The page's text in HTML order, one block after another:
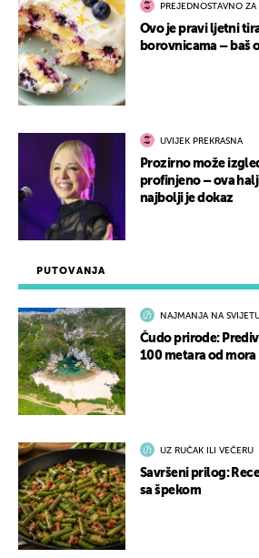
PUTOVANJA
NAJMANJA NA
Čudo prirode:
100 metara od mora
UZ RUČAK ILI VEČERU
Savršeni prilog:
sa špekom
PREJEDNOSTAVNO ZA
Ovo je pravi ljetni
borovnicama – baš
UVIJEK PREKRASNA
Prozirno može
profinjeno – ova
najbolji je dokaz